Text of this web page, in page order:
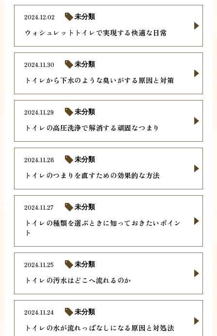
ウォシュレットトイレで実現する快適な日常
2024.12.02 未分類
トイレから下水のような臭いがする原因と対策
2024.11.30 未分類
トイレの高圧洗浄で解消する頑固なつまり
2024.11.29 未分類
トイレのつまりを直すための効果的な方法
2024.11.28 未分類
トイレの種類を選ぶときに知っておきたいポイン
ト
2024.11.27 未分類
トイレの汚水はどこへ流れるのか
2024.11.25 未分類
トイレの水が流れっぱなしになる原因と対処法
2024.11.24 未分類